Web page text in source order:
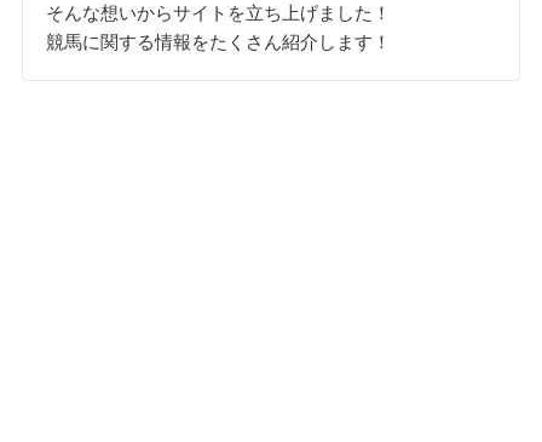
そんな想いからサイトを立ち上げました！
競馬に関する情報をたくさん紹介します！